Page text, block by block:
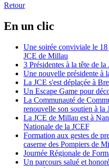
Retour
En un clic
Une soirée conviviale le
JCE de Millau
3 Présidentes à la tête de la
Une nouvelle présidente à
La JCE s'est déplaçée à
Un Escape Game pour
La Communauté de
renouvelle son soutien à la
La JCE de Millau est à
Nationale de la JCEF
Formation aux gestes de
caserne des Pompiers de
Journée Régionale de
Un parcours salué et